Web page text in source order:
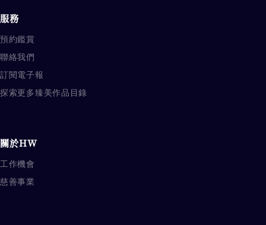
服務
預約鑑賞
聯絡我們
訂閱電子報
探索更多臻美作品目錄
關於HW
工作機會
慈善事業